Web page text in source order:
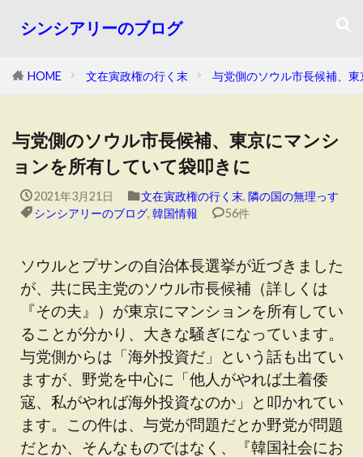
シンシアリーのブログ
HOME 文在寅政権の行く末 与党側のソウル市長候補、
与党側のソウル市長候補、東京にマンシ
ョンを所有していて袋叩きに
2021年3月21日 文在寅政権の行く末, 隣の国の無理っす
シンシアリーのブログ, 韓国情報 56件
ソウルとプサンの自治体長選挙が近づきました
が、共に民主党のソウル市長候補（詳しくは
『その夫』）が東京にマンションを所有してい
ることが分かり、大きな騒ぎになっています。
与党側からは「海外投資だ」という話も出てい
ますが、野党を中心に「他人がやれば土着倭
寇、私がやれば海外投資なのか」と叩かれてい
ます。この件は、与党が問題だとか野党が問題
だとか、そんなものではなく、『韓国社会にお